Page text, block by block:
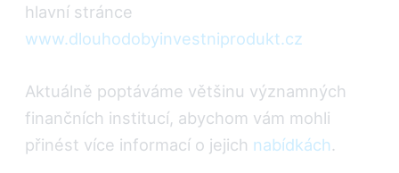
hlavní stránce
www.dlouhodobyinvestniprodukt.cz
Aktuálně poptáváme většinu významných
finančních institucí, abychom vám mohli
přinést více informací o jejich nabídkách.